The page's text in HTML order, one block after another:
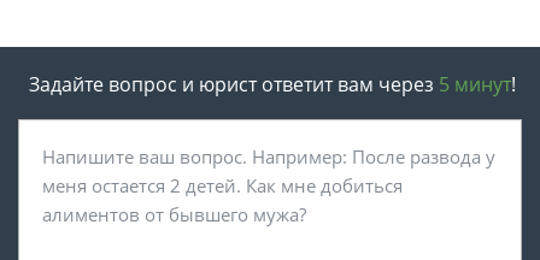
Задайте вопрос и юрист ответит вам через 5 минут!